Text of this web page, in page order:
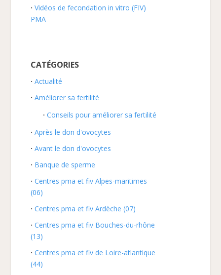
Vidéos de fecondation in vitro (FIV)
PMA
CATÉGORIES
Actualité
Améliorer sa fertilité
Conseils pour améliorer sa fertilité
Après le don d'ovocytes
Avant le don d'ovocytes
Banque de sperme
Centres pma et fiv Alpes-maritimes
(06)
Centres pma et fiv Ardèche (07)
Centres pma et fiv Bouches-du-rhône
(13)
Centres pma et fiv de Loire-atlantique
(44)